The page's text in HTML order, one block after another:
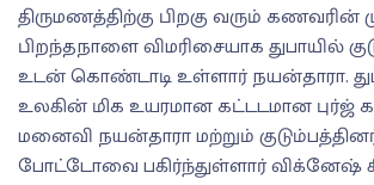
திருமணத்திற்கு பிறகு வரும் கணவரின்
பிறந்தநாளை விமரிசையாக துபாயில்
உடன் கொண்டாடி உள்ளார் நயன்தாரா.
உலகின் மிக உயரமான கட்டடமான புர்ஜ்
மனைவி நயன்தாரா மற்றும்
போட்டோவை பகிர்ந்துள்ளார் விக்னேஷ்